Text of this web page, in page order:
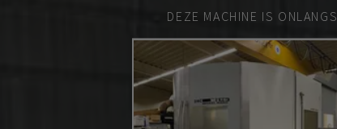
DEZE MACHINE IS